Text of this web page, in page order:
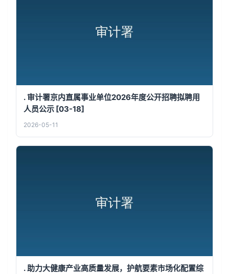
. 审计署京内直属事业单位2026年度公开招聘拟聘用
人员公示 [03-18]
2026-05-11
. 助力大健康产业高质量发展，护航要素市场化配置综